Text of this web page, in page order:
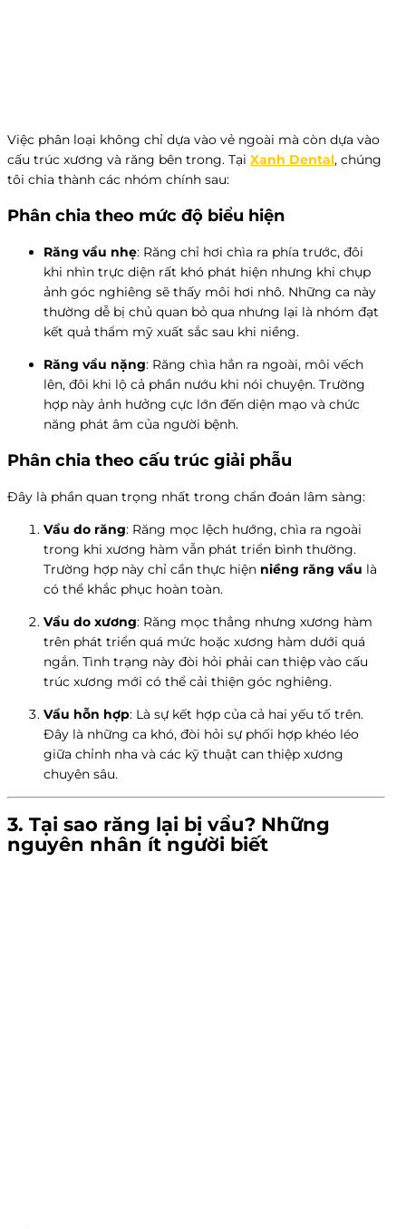
Việc phân loại không chỉ dựa vào vẻ ngoài mà còn dựa vào
cấu trúc xương và răng bên trong. Tại Xanh Dental, chúng
tôi chia thành các nhóm chính sau:
Phân chia theo mức độ biểu hiện
Răng vẩu nhẹ: Răng chỉ hơi chìa ra phía trước, đôi
khi nhìn trực diện rất khó phát hiện nhưng khi chụp
ảnh góc nghiêng sẽ thấy môi hơi nhô. Những ca này
thường dễ bị chủ quan bỏ qua nhưng lại là nhóm đạt
kết quả thẩm mỹ xuất sắc sau khi niềng.
Răng vẩu nặng: Răng chìa hẳn ra ngoài, môi vếch
lên, đôi khi lộ cả phần nướu khi nói chuyện. Trường
hợp này ảnh hưởng cực lớn đến diện mạo và chức
năng phát âm của người bệnh.
Phân chia theo cấu trúc giải phẫu
Đây là phần quan trọng nhất trong chẩn đoán lâm sàng:
Vẩu do răng: Răng mọc lệch hướng, chìa ra ngoài
trong khi xương hàm vẫn phát triển bình thường.
Trường hợp này chỉ cần thực hiện niềng răng vẩu là
có thể khắc phục hoàn toàn.
Vẩu do xương: Răng mọc thẳng nhưng xương hàm
trên phát triển quá mức hoặc xương hàm dưới quá
ngắn. Tình trạng này đòi hỏi phải can thiệp vào cấu
trúc xương mới có thể cải thiện góc nghiêng.
Vẩu hỗn hợp: Là sự kết hợp của cả hai yếu tố trên.
Đây là những ca khó, đòi hỏi sự phối hợp khéo léo
giữa chỉnh nha và các kỹ thuật can thiệp xương
chuyên sâu.
3. Tại sao răng lại bị vẩu? Những
nguyên nhân ít người biết